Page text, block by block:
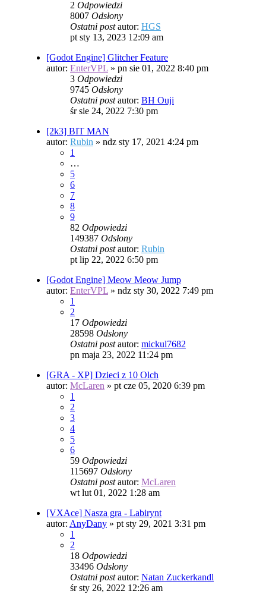
2 Odpowiedzi
8007 Odsłony
Ostatni postautor: HGS
pt sty 13, 2023 12:09 am
[Godot Engine] Glitcher Feature
autor: EnterVPL » pn sie 01, 2022 8:40 pm
3 Odpowiedzi
9745 Odsłony
Ostatni postautor: BH Ouji
śr sie 24, 2022 7:30 pm
[2k3] BIT MAN
autor: Rubin » ndz sty 17, 2021 4:24 pm
1
…
5
6
7
8
9
82 Odpowiedzi
149387 Odsłony
Ostatni postautor: Rubin
pt lip 22, 2022 6:50 pm
[Godot Engine] Meow Meow Jump
autor: EnterVPL » ndz sty 30, 2022 7:49 pm
1
2
17 Odpowiedzi
28598 Odsłony
Ostatni postautor: mickul7682
pn maja 23, 2022 11:24 pm
[GRA - XP] Dzieci z 10 Olch
autor: McLaren » pt cze 05, 2020 6:39 pm
1
2
3
4
5
6
59 Odpowiedzi
115697 Odsłony
Ostatni postautor: McLaren
wt lut 01, 2022 1:28 am
[VXAce] Nasza gra - Labirynt
autor: AnyDany » pt sty 29, 2021 3:31 pm
1
2
18 Odpowiedzi
33496 Odsłony
Ostatni postautor: Natan Zuckerkandl
śr sty 26, 2022 12:26 am